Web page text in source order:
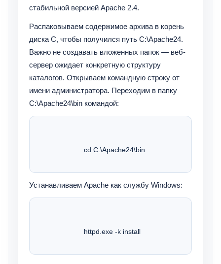
стабильной версией Apache 2.4.
Распаковываем содержимое архива в корень
диска C, чтобы получился путь C:\Apache24.
Важно не создавать вложенных папок — веб-
сервер ожидает конкретную структуру
каталогов. Открываем командную строку от
имени администратора. Переходим в папку
C:\Apache24\bin командой:
			cd C:\Apache24\bin
Устанавливаем Apache как службу Windows:
			httpd.exe -k install